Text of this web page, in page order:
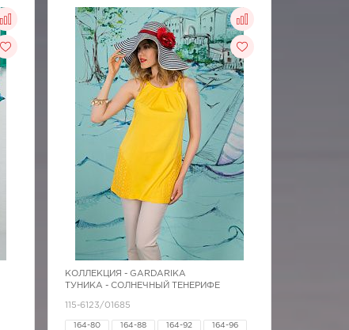
КОЛЛЕКЦИЯ - GARDARIKA
ТУНИКА - СОЛНЕЧНЫЙ ТЕНЕРИФЕ
115-6123/01685
164-80 164-88 164-92 164-96